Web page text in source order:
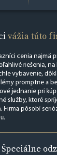
vážia túto
cenia najmä
riešenia,
vybavenie,
promptne a
jednanie pri
služby, ktoré
Firma pôsobí
Špeciálne